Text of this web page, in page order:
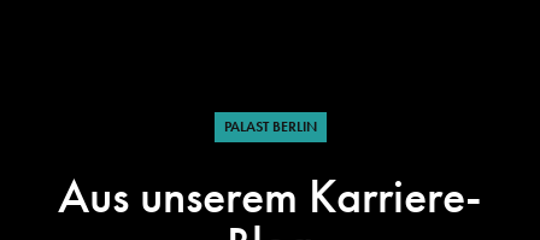
PALAST BERLIN
Aus unserem Karriere-